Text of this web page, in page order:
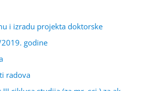
i izradu projekta doktorske
godine
radova